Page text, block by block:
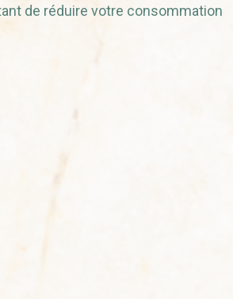
de réduire votre consommation